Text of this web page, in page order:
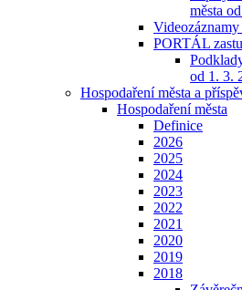
města
PORTÁL
od 1. 3.
Hospodaření města a
Hospodaření města
Definice
2026
2025
2024
2023
2022
2021
2020
2019
2018